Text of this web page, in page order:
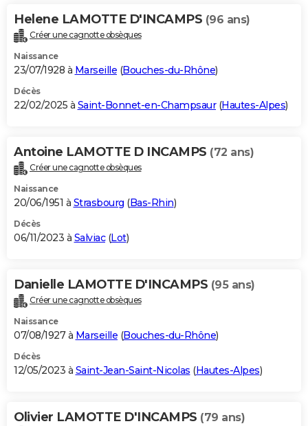
Dictionnaire
Biographies
Citations
Expressions
Proverbes
PROGRAMME TV
COPAINS D'AVANT
S'inscrire
Se connecter
Lycées
Collèges
Primaires
Universités
Entreprises
Service militaire
Avis de recherche
AVIS DE DÉCÈS
Bricolage
Television
Helene LAMOTTE D'INCAMPS (96 ans)
Créer une cagnotte obsèques
Naissance
23/07/1928 à Marseille (Bouches-du-Rhône)
Décès
22/02/2025 à Saint-Bonnet-en-Champsaur(Hautes-Alpes)
Antoine LAMOTTE D INCAMPS (72 ans)
Créer une cagnotte obsèques
Naissance
20/06/1951 à Strasbourg (Bas-Rhin)
Décès
06/11/2023 à Salviac(Lot)
Danielle LAMOTTE D'INCAMPS (95 ans)
Créer une cagnotte obsèques
Naissance
07/08/1927 à Marseille (Bouches-du-Rhône)
Décès
12/05/2023 à Saint-Jean-Saint-Nicolas (Hautes-Alpes)
Olivier LAMOTTE D'INCAMPS (79 ans)